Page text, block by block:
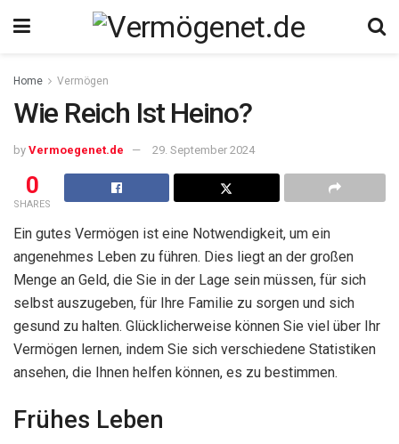
Home Vermögen
Wie Reich Ist Heino?
by Vermoegenet.de 29. September 2024
0
SHARES
Ein gutes Vermögen ist eine Notwendigkeit, um ein
angenehmes Leben zu führen. Dies liegt an der großen
Menge an Geld, die Sie in der Lage sein müssen, für sich
selbst auszugeben, für Ihre Familie zu sorgen und sich
gesund zu halten. Glücklicherweise können Sie viel über Ihr
Vermögen lernen, indem Sie sich verschiedene Statistiken
ansehen, die Ihnen helfen können, es zu bestimmen.
Frühes Leben